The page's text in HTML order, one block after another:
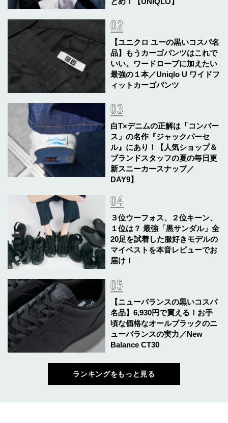
【ユニクロ ユーの黒いコスパ名
品】もうカーゴパンツはこれで
いい。ワードローブに加えたい
最強の１本／Uniqlo U ワイドフ
ィットカーゴパンツ
白T×デニムの正解は「コンバー
ス」の名作『ジャックパーセ
ル』にあり！【人気ショップ＆
ブランドスタッフの夏の毎日更
新スニーカースナップ／
DAY9】
３位ウーフォス、２位キーン、
１位は？ 最強「黒サンダル」全
20足を試着した服好きモデルの
マイベストを本音レビューでお
届け！
【ニューバランスの黒いコスパ
名品】6,930円で買える！お手
頃な価格なオールブラックのニ
ューバランスの実力／New
Balance CT30
ランキングをもっと見る